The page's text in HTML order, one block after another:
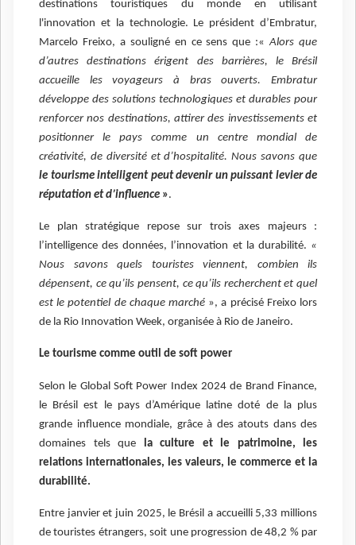
destinations touristiques du monde en utilisant
l'innovation et la technologie. Le président d’Embratur,
Marcelo Freixo, a souligné en ce sens que :«Alors que
d’autres destinations érigent des barrières, le Brésil
accueille les voyageurs à bras ouverts. Embratur
développe des solutions technologiques et durables pour
renforcer nos destinations, attirer des investissements et
positionner le pays comme un centre mondial de
créativité, de diversité et d’hospitalité. Nous savons que
le tourisme intelligent peut devenir un puissant levier de
réputation et d’influence ».
Le plan stratégique repose sur trois axes majeurs :
l’intelligence des données, l’innovation et la durabilité. «
Nous savons quels touristes viennent, combien ils
dépensent, ce qu’ils pensent, ce qu’ils recherchent et quel
est le potentiel de chaque marché », a précisé Freixo lors
de la Rio Innovation Week, organisée à Rio de Janeiro.
Le tourisme comme outil de soft power
Selon le Global Soft Power Index 2024 de Brand Finance,
le Brésil est le pays d’Amérique latine doté de la plus
grande influence mondiale, grâce à des atouts dans des
domaines tels que
la culture et le patrimoine, les
relations internationales, les valeurs, le commerce et la
durabilité.
Entre janvier et juin 2025, le Brésil a accueilli 5,33 millions
de touristes étrangers, soit une progression de 48,2 % par